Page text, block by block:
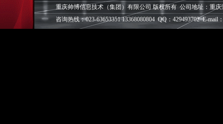
◎ 帅博——用灵魂来设计，我
◎帅博——网络营销
◎帅博——专业的团队
重庆帅博信息技术（集团）有限公司 版权所有 公司地址：重
咨询热线：023-63653351 13368080804 QQ：429493702 E-mail